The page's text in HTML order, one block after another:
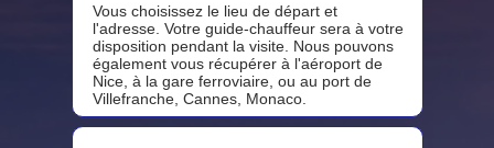
Vous choisissez le lieu de départ et
l'adresse. Votre guide-chauffeur sera à votre
disposition pendant la visite. Nous pouvons
également vous récupérer à l'aéroport de
Nice, à la gare ferroviaire, ou au port de
Villefranche, Cannes, Monaco.